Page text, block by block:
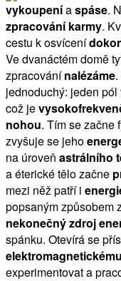
vykoupeníaspáse.
zpracování karmy.
cestu k osvícení
Ve dvanáctém domě
zpracovánínalézáme
jednoduchý: jeden
což je
nohou. Tím se začne
zvyšuje se jeho
na úroveň astrálního
a éterické tělo začne
mezi něž patří i
popsaným způsobem
nekonečný zdroj
spánku. Otevírá se
elektromagnetickému
experimentovat a